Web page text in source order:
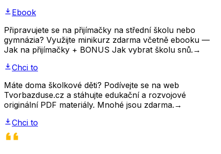
Ebook
Připravujete se na přijímačky na střední školu nebo
gymnázia? Využijte minikurz zdarma včetně ebooku —
Jak na přijímačky + BONUS Jak vybrat školu snů. →
Chci to
Máte doma školkové děti? Podívejte se na web
Tvorbazduse.cz a stáhujte edukační a rozvojové
originální PDF materiály. Mnohé jsou zdarma. →
Chci to